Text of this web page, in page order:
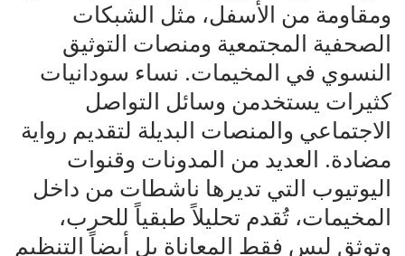
ومقاومة من الأسفل، مثل الشبكات
الصحفية المجتمعية ومنصات التوثيق
النسوي في المخيمات. نساء سودانيات
كثيرات يستخدمن وسائل التواصل
الاجتماعي والمنصات البديلة لتقديم رواية
مضادة. العديد من المدونات وقنوات
اليوتيوب التي تديرها ناشطات من داخل
المخيمات، تُقدم تحليلاً طبقياً للحرب،
وتوثق ليس فقط المعاناة بل أيضاً التنظيم